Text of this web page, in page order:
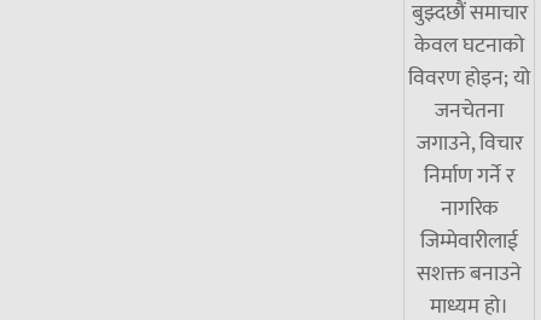
बुझ्दछौं समाचार
केवल घटनाको
विवरण होइन; यो
जनचेतना
जगाउने, विचार
निर्माण गर्ने र
नागरिक
जिम्मेवारीलाई
सशक्त बनाउने
माध्यम हो।